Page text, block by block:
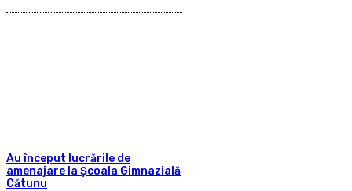
Au început lucrările de
amenajare la Școala Gimnazială
Cătunu